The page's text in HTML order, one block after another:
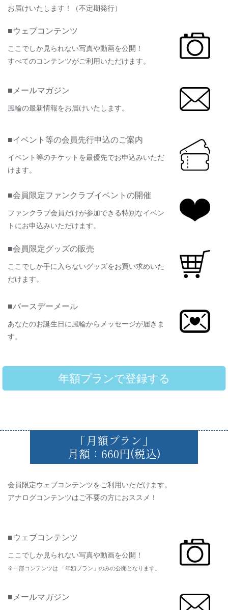
お届けいたします！（不定期発行）
■ウェブコンテンツ
ここでしか見られない写真や動画を公開！
すべてのコンテンツがご利用いただけます。
■メールマガジン
風輪の最新情報をお届けいたします。
■イベント等の会員先行申込のご案内
イベント等のチケットを最優先でお申込みいただ
けます。
■会員限定ファンクラブイベントの開催
ファンクラブ会員だけが参加できる特別なイベン
トにお申込みいただけます。
■会員限定グッズの販売
ここでしか手に入らないグッズをお買い求めいた
だけます。
■バースデーメール
あなたのお誕生日に風輪からメッセージが届きま
す。
年額プランで登録する
「月額プラン」
月額：660円(税込)
会員限定ウェブコンテンツをご利用いただけます。
アナログコンテンツはご不要の方におススメ！
■ウェブコンテンツ
ここでしか見られない写真や動画を公開！
※一部コンテンツは 「年額プラン」のみの公開となります。
■メールマガジン